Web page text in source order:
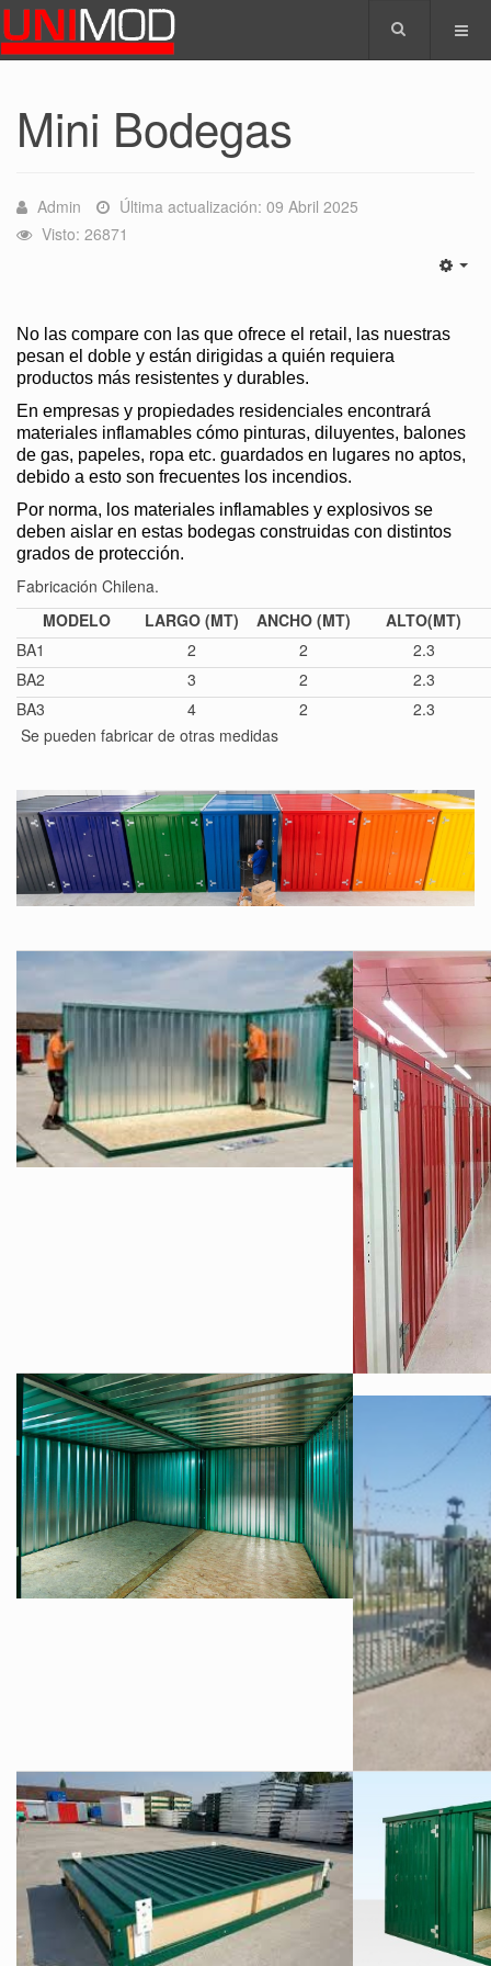
Mini Bodegas
Admin
Última actualización: 09 Abril 2025
Visto: 26871
No las compare con las que ofrece el retail, las nuestras
pesan el doble y están dirigidas a quién requiera
productos más resistentes y durables.
En empresas y propiedades residenciales encontrará
materiales inflamables cómo pinturas, diluyentes, balones
de gas, papeles, ropa etc. guardados en lugares no aptos,
debido a esto son frecuentes los incendios.
Por norma, los materiales inflamables y explosivos se
deben aislar en estas bodegas construidas con distintos
grados de protección.
Fabricación Chilena.
MODELO
LARGO (MT) ANCHO (MT)
ALTO(MT)
BA1
2 2
2.3
BA2
3 2
2.3
BA3
4 2
2.3
Se pueden fabricar de otras medidas